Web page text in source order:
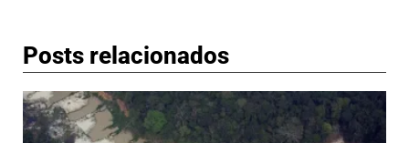
Posts relacionados